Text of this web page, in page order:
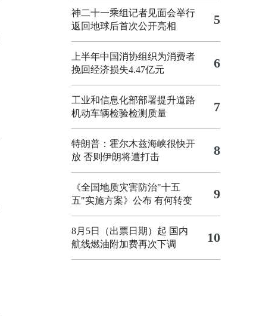
神二十一乘组记者见面会举行
返回地球后首次公开亮相
5
上半年中国消协组织为消费者
挽回经济损失4.47亿元
6
工业和信息化部部署提升道路
机动车辆检验检测质量
7
特朗普：霍尔木兹海峡很快开
放 否则伊朗将遭打击
8
《全国地质灾害防治"十五
五"实施方案》公布 有何转变
9
8月5日（出票日期）起 国内
航线燃油附加费再次下调
10